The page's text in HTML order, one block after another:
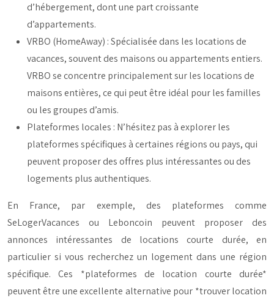
d’hébergement, dont une part croissante
d’appartements.
VRBO (HomeAway) : Spécialisée dans les locations de
vacances, souvent des maisons ou appartements entiers.
VRBO se concentre principalement sur les locations de
maisons entières, ce qui peut être idéal pour les familles
ou les groupes d’amis.
Plateformes locales : N’hésitez pas à explorer les
plateformes spécifiques à certaines régions ou pays, qui
peuvent proposer des offres plus intéressantes ou des
logements plus authentiques.
En France, par exemple, des plateformes comme
SeLogerVacances ou Leboncoin peuvent proposer des
annonces intéressantes de locations courte durée, en
particulier si vous recherchez un logement dans une région
spécifique. Ces *plateformes de location courte durée*
peuvent être une excellente alternative pour *trouver location